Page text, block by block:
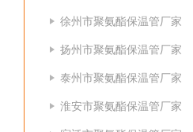
徐州市聚氨酯保温管厂家
扬州市聚氨酯保温管厂家
泰州市聚氨酯保温管厂家
淮安市聚氨酯保温管厂家